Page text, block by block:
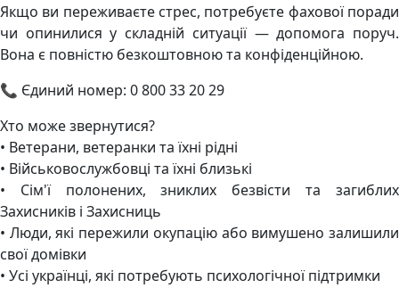
Якщо ви переживаєте стрес, потребуєте фахової поради
чи опинилися у складній ситуації — допомога поруч.
Вона є повністю безкоштовною та конфіденційною.
📞 Єдиний номер: 0 800 33 20 29
Хто може звернутися?
• Ветерани, ветеранки та їхні рідні
• Військовослужбовці та їхні близькі
• Сім'ї полонених, зниклих безвісти та загиблих
Захисників і Захисниць
• Люди, які пережили окупацію або вимушено залишили
свої домівки
• Усі українці, які потребують психологічної підтримки